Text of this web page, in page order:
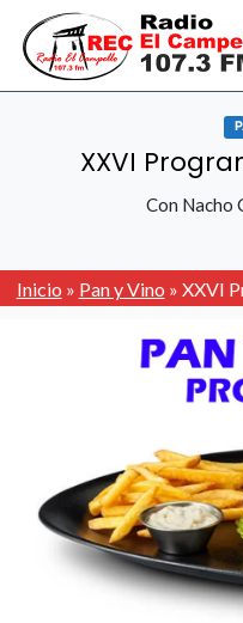
XXVI
Con Nacho
Inicio » Pan y Vino » XXVI